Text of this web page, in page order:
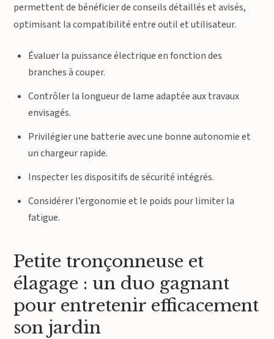
permettent de bénéficier de conseils détaillés et avisés,
optimisant la compatibilité entre outil et utilisateur.
Évaluer la puissance électrique en fonction des
branches à couper.
Contrôler la longueur de lame adaptée aux travaux
envisagés.
Privilégier une batterie avec une bonne autonomie et
un chargeur rapide.
Inspecter les dispositifs de sécurité intégrés.
Considérer l’ergonomie et le poids pour limiter la
fatigue.
Petite tronçonneuse et
élagage : un duo gagnant
pour entretenir efficacement
son jardin